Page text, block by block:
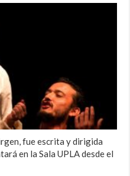
fue escrita y dirigida
en la Sala UPLA desde el